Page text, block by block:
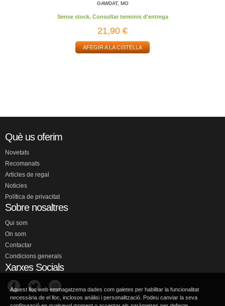
GAWDAT, MO
Sense stock. Consultar terminis d'entrega
21,90 €
AFEGIR A LA CISTELLA
Què us oferim
Novetats
Recomanats
Articles de regal
Noticies
Política de privacitat
Sobre nosaltres
Qui som
On som
Contactar
Condicions generals
Xarxes Socials
Aquest lloc web emmagatzema dades com galetes per habilitar la funcionalitat
necessària de el lloc, inclosos anàlisi i personalització. Podeu canviar la seva